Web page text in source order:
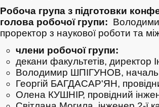
Робоча група з підготовки
голова робочої групи:
проректор з наукової роботи та
члени робочої групи:
декани факультетів,
Володимир ШПІГУНОВ,
Георгій БАГДАСАР'ЯН,
Олена КУШНІР, провідний